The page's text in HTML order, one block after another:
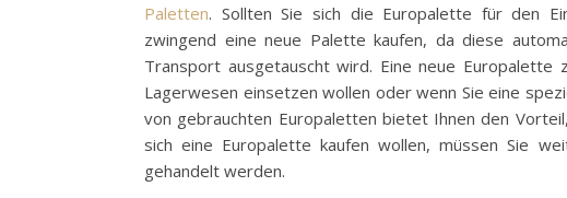
Paletten. Sollten Sie sich die Europalette für den
zwingend eine neue Palette kaufen, da diese
Transport ausgetauscht wird. Eine neue
Lagerwesen einsetzen wollen oder wenn Sie eine
von gebrauchten Europaletten bietet Ihnen den
sich eine Europalette kaufen wollen, müssen Sie
gehandelt werden.